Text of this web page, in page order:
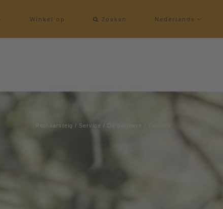
Winkel op Zoeken Nederlands
Rothaarsteig / Service / De partners /